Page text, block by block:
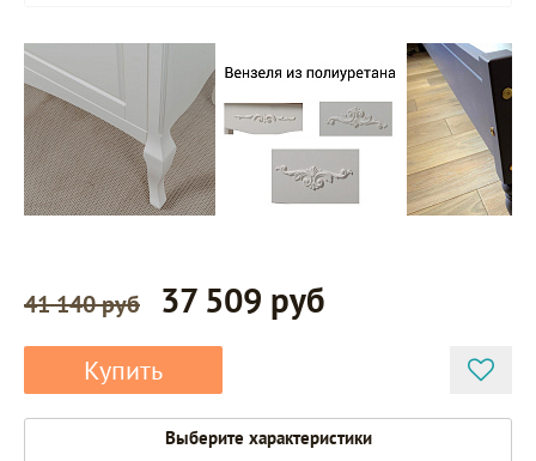
41 140 руб 37 509 руб
Купить
Выберите характеристики